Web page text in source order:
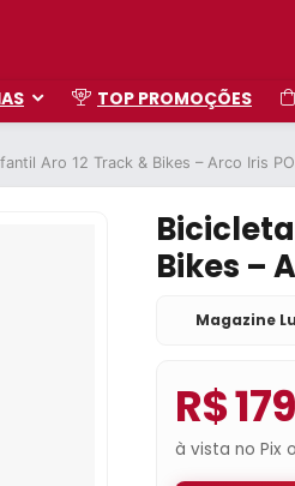
TOP PROMOÇÕES
Aro 12 Track & Bikes – Arco Iris
Bikes –
Magazine
R$
à vista no Pix